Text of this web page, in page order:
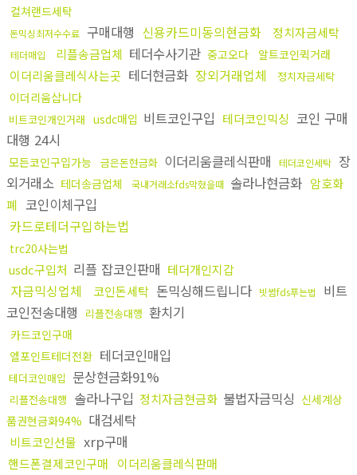
컬쳐랜드세탁
돈믹싱최저수수료 구매대행 신용카드미동의현금화 정치자금세탁
테더매입 리플송금업체 테더수사기관 중고오다 알트코인퀵거래
이더리움클레식사는곳 테더현금화 장외거래업체 정치자금세탁
이더리움삽니다
비트코인개인거래 usdc매입 비트코인구입 테더코인믹싱 코인 구매
대행 24시
모든코인구입가능 금은돈현금화 이더리움클레식판매 테더코인세탁 장
외거래소 테더송금업체 국내거래소fds막혔을때 솔라나현금화 암호화
폐 코인이체구입
카드로테더구입하는법
trc20사는법
usdc구입처 리플 잡코인판매 테더개인지갑
자금믹싱업체 코인돈세탁 돈믹싱해드립니다 빗썸fds푸는법
비트
코인전송대행
리플전송대행 환치기
카드코인구매
엘포인트테더전환 테더코인매입
테더코인매입 문상현금화91%
리플전송대행 솔라나구입 정치자금현금화 불법자금믹싱 신세계상
품권현금화94% 대검세탁
비트코인선물 xrp구매
핸드폰결제코인구매 이더리움클레식판매